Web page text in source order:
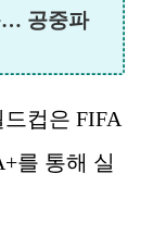
… 공중파
드컵은 FIFA
를 통해 실